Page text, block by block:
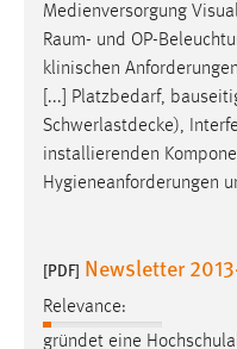
Medienversorgung
Raum- und OP-
klinischen
[...] Platzbedarf,
Schwerlastdecke),
installierenden
Hygieneanforderungen
[PDF] Newsletter
Relevance:
gründet eine